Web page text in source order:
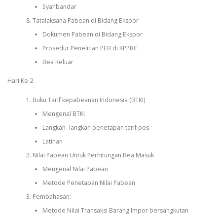
Syahbandar
Tatalaksana Pabean di Bidang Ekspor
Dokumen Pabean di Bidang Ekspor
Prosedur Penelitian PEB di KPPBC
Bea Keluar
Hari Ke-2
Buku Tarif kepabeanan Indonesia (BTKI)
Mengenal BTKI
Langkah -langkah penetapan tarif pos
Latihan
Nilai Pabean Untuk Perhitungan Bea Masuk
Mengenal Nilai Pabean
Metode Penetapan Nilai Pabean
Pembahasan:
Metode Nilai Transaksi Barang Impor bersangkutan